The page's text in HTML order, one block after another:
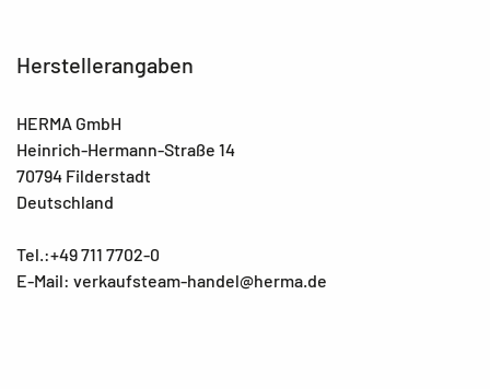
Herstellerangaben
HERMA GmbH
Heinrich-Hermann-Straße 14
70794 Filderstadt
Deutschland
Tel.:+49 711 7702-0
E-Mail: verkaufsteam-handel@herma.de